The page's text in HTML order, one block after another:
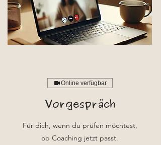
Online verfügbar
Vorgespräch
Für dich, wenn du prüfen möchtest,
ob Coaching jetzt passt.